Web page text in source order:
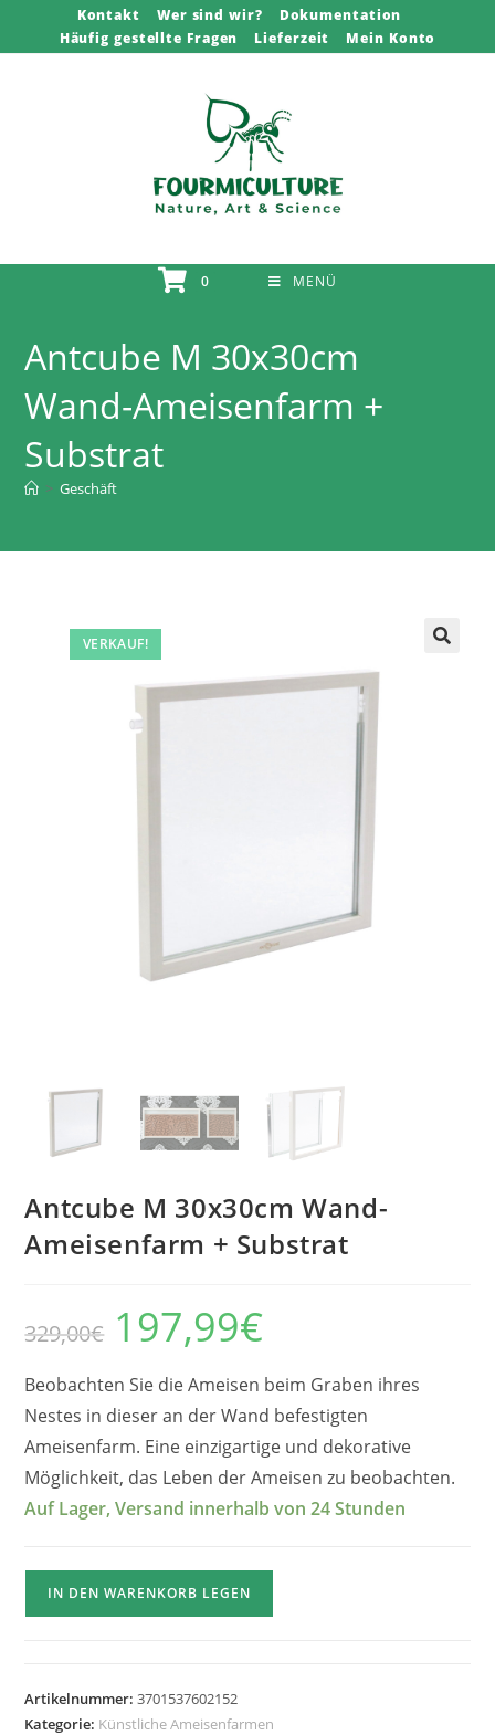
Kontakt Wer sind wir?
Dokumentation
Häufig gestellte Fragen
Lieferzeit Mein Konto
0 MENÜ
Antcube M 30x30cm
Wand-Ameisenfarm +
Substrat
> Geschäft
VERKAUF!
Antcube M 30x30cm Wand-
Ameisenfarm + Substrat
329,00€
Der
ursprüngliche
Preis
329,00
€.
197,99€
197,99
€.
Beobachten Sie die Ameisen beim Graben ihres
Nestes in dieser an der Wand befestigten
Ameisenfarm. Eine einzigartige und dekorative
Möglichkeit, das Leben der Ameisen zu beobachten.
Auf Lager, Versand innerhalb von 24 Stunden
Wand-
Ameisenfarm
IN DEN WARENKORB LEGEN
Artikelnummer:3701537602152
Kategorie: Künstliche Ameisenfarmen